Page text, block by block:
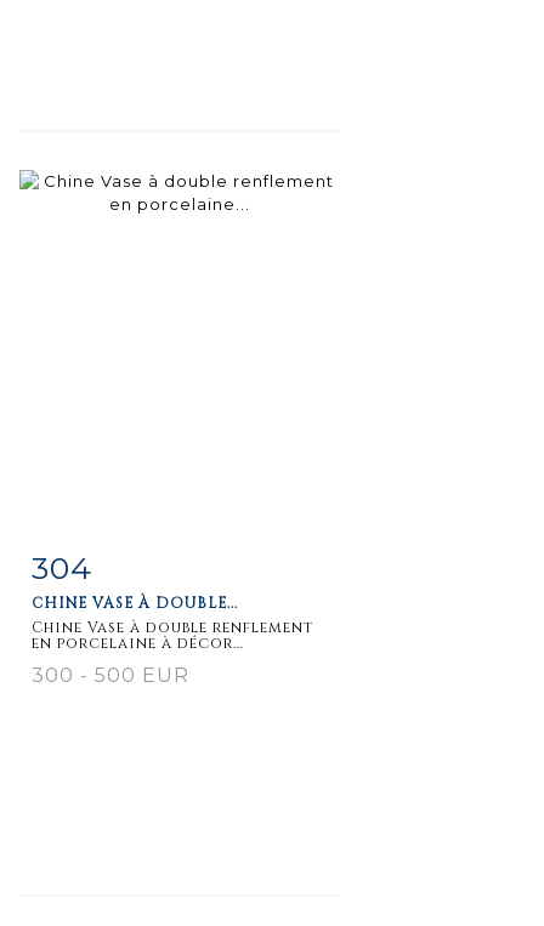
Fiche
détaillée
304
CHINE VASE À DOUBLE...
Chine Vase à double renflement
en porcelaine à décor...
300 - 500 EUR